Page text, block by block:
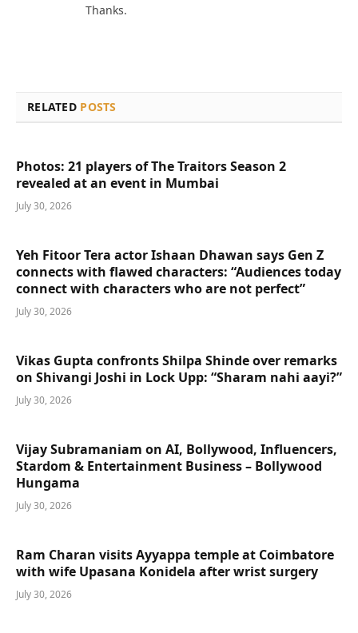
Thanks.
RELATED POSTS
Photos: 21 players of The Traitors Season 2
revealed at an event in Mumbai
July 30, 2026
Yeh Fitoor Tera actor Ishaan Dhawan says Gen Z
connects with flawed characters: “Audiences today
connect with characters who are not perfect”
July 30, 2026
Vikas Gupta confronts Shilpa Shinde over remarks
on Shivangi Joshi in Lock Upp: “Sharam nahi aayi?”
July 30, 2026
Vijay Subramaniam on AI, Bollywood, Influencers,
Stardom & Entertainment Business – Bollywood
Hungama
July 30, 2026
Ram Charan visits Ayyappa temple at Coimbatore
with wife Upasana Konidela after wrist surgery
July 30, 2026